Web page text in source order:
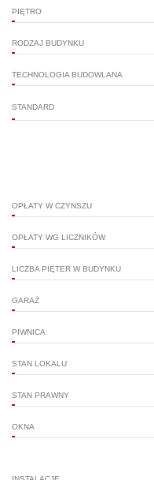
PIĘTRO
RODZAJ BUDYNKU
TECHNOLOGIA BUDOWLANA
STANDARD
OPŁATY W CZYNSZU
OPŁATY WG LICZNIKÓW
LICZBA PIĘTER W BUDYNKU
GARAŻ
PIWNICA
STAN LOKALU
STAN PRAWNY
OKNA